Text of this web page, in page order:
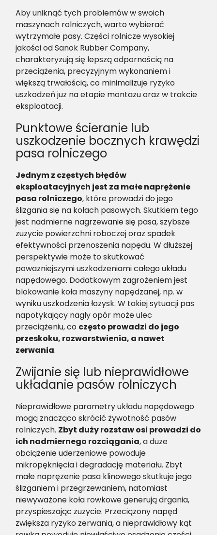
Aby uniknąć tych problemów w swoich
maszynach rolniczych, warto wybierać
wytrzymałe pasy. Części rolnicze wysokiej
jakości od Sanok Rubber Company,
charakteryzują się lepszą odpornością na
przeciążenia, precyzyjnym wykonaniem i
większą trwałością, co minimalizuje ryzyko
uszkodzeń już na etapie montażu oraz w trakcie
eksploatacji.
Punktowe ścieranie lub
uszkodzenie bocznych krawędzi
pasa rolniczego
Jednym z częstych błędów
eksploatacyjnych jest za małe naprężenie
pasa rolniczego, które prowadzi do jego
ślizgania się na kołach pasowych. Skutkiem tego
jest nadmierne nagrzewanie się pasa, szybsze
zużycie powierzchni roboczej oraz spadek
efektywności przenoszenia napędu. W dłuższej
perspektywie może to skutkować
poważniejszymi uszkodzeniami całego układu
napędowego. Dodatkowym zagrożeniem jest
blokowanie koła maszyny napędzanej, np. w
wyniku uszkodzenia łożysk. W takiej sytuacji pas
napotykający nagły opór może ulec
przeciążeniu, co często prowadzi do jego
przeskoku, rozwarstwienia, a nawet
zerwania.
Zwijanie się lub nieprawidłowe
układanie pasów rolniczych
Nieprawidłowe parametry układu napędowego
mogą znacząco skrócić żywotność pasów
rolniczych. Zbyt duży rozstaw osi prowadzi do
ich nadmiernego rozciągania, a duże
obciążenie uderzeniowe powoduje
mikropęknięcia i degradację materiału. Zbyt
małe naprężenie pasa klinowego skutkuje jego
ślizganiem i przegrzewaniem, natomiast
niewyważone koła rowkowe generują drgania,
przyspieszając zużycie. Przeciążony napęd
zwiększa ryzyko zerwania, a nieprawidłowy kąt